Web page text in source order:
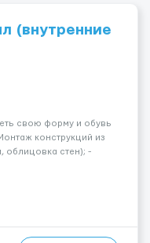
(внутренние
свою форму и обувь
конструкций из
облицовка стен); -
покраска); -